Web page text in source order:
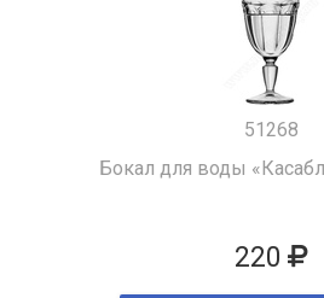
51268
Бокал для воды
220